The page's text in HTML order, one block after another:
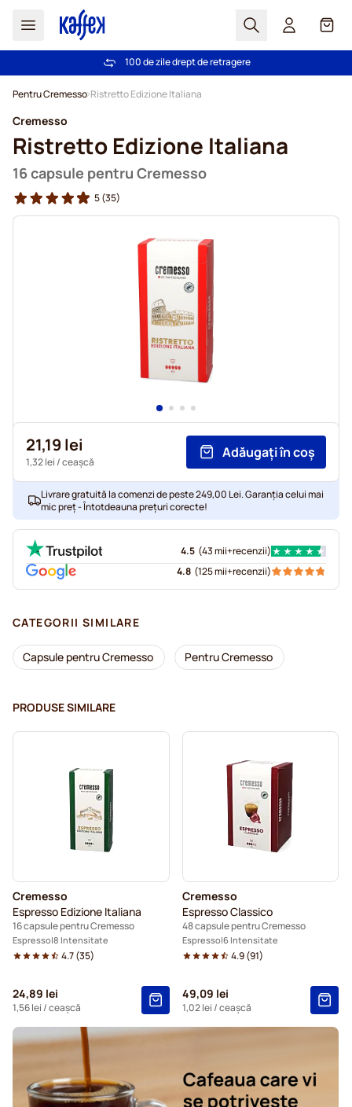
Cautare Coș
Livrare gratuită la comenzi de peste 249,00 Lei
100 de zile drept de retragere
Pentru Cremesso Ristretto Edizione Italiana
Cremesso
Ristretto Edizione Italiana
16 capsule pentru Cremesso
5(35)
21,19 lei
1,32 lei / ceașcă
Adăugați în coș
Livrare gratuită la comenzi de peste 249,00 Lei. Garanția celui mai
mic preț - Întotdeauna prețuri corecte!
4.5 (43 mii+recenzii)
4.8 (125 mii+recenzii)
CATEGORII SIMILARE
Capsule pentru Cremesso Pentru Cremesso
PRODUSE SIMILARE
Cremesso
Espresso Edizione Italiana
16 capsule pentru Cremesso
Espresso 8 Intensitate
4.7(35)
24,89 lei
1,56 lei / ceașcă
Cremesso
Espresso Classico
48 capsule pentru Cremesso
Espresso 6 Intensitate
4.9(91)
49,09 lei
1,02 lei / ceașcă